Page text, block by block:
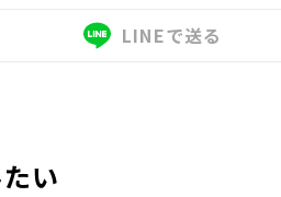
LINEで送る
い